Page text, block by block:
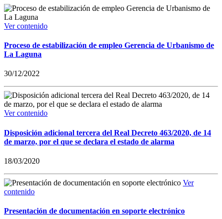
Ver contenido
Proceso de estabilización de empleo Gerencia de Urbanismo de
La Laguna
30/12/2022
Ver contenido
Disposición adicional tercera del Real Decreto 463/2020, de 14
de marzo, por el que se declara el estado de alarma
18/03/2020
Ver
contenido
Presentación de documentación en soporte electrónico